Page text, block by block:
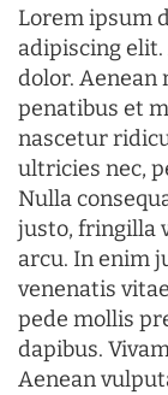
Lorem ipsum
adipiscing
dolor. Aenean
penatibus et
nascetur
ultricies nec,
Nulla
justo, fringilla
arcu. In enim
venenatis
pede mollis
dapibus.
Aenean